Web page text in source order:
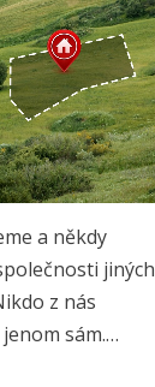
a někdy
jiných
z nás
sám.…